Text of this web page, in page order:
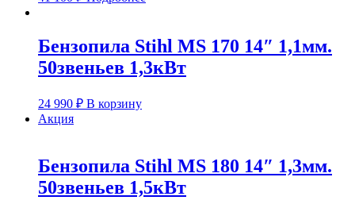
Бензопила Stihl MS 170 14″ 1,1мм.
50звеньев 1,3кВт
24 990 ₽ В корзину
Акция
Бензопила Stihl MS 180 14″ 1,3мм.
50звеньев 1,5кВт